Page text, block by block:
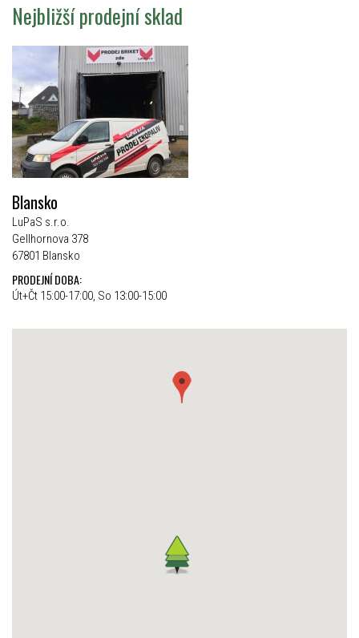
Nejbližší prodejní sklad
Blansko
LuPaS s.r.o.
Gellhornova 378
67801 Blansko
PRODEJNÍ DOBA:
Út+Čt 15:00-17:00, So 13:00-15:00